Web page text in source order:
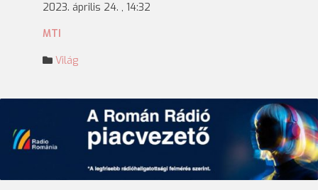
2023. április 24. , 14:32
MTI
Világ